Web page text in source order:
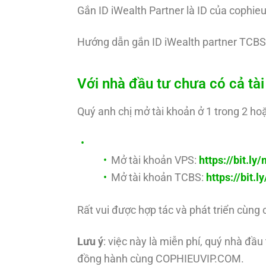
Gắn ID iWealth Partner là ID của
Hướng dẫn gắn ID iWealth partner
Với nhà đầu tư chưa có cả
Quý anh chị mở tài khoản ở 1 trong 2
Mở tài khoản VPS: https://bit.ly/
Mở tài khoản TCBS: https://
Rất vui được hợp tác và phát triển cùng
Lưu ý: việc này là miễn phí, quý nhà
đồng hành cùng COPHIEUVIP.COM.